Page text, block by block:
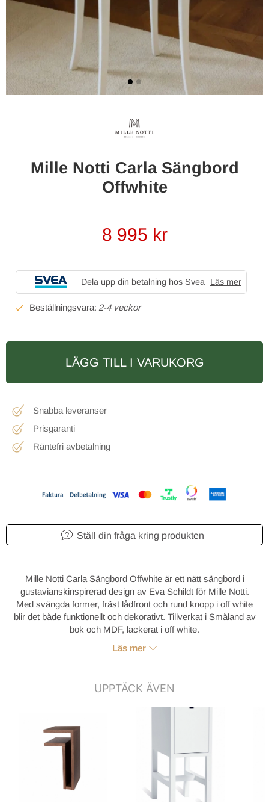
Mille Notti Carla Sängbord
Offwhite
8 995 kr
Dela upp din betalning hos Svea Läs mer
2-4 veckor
LÄGG TILL I VARUKORG
Snabba leveranser
Prisgaranti
Räntefri avbetalning
Ställ din fråga kring produkten
Mille Notti Carla Sängbord Offwhite är ett nätt sängbord i
gustavianskinspirerad design av Eva Schildt för Mille Notti.
Med svängda former, fräst lådfront och rund knopp i off white
blir det både funktionellt och dekorativt. Tillverkat i Småland av
bok och MDF, lackerat i off white.
Läs mer
UPPTÄCK ÄVEN